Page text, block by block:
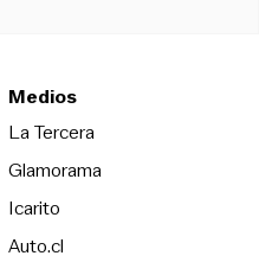
Medios
La TerceraOpens in new
Glamorama
Icarito
Auto.cl